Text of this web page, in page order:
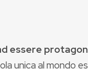
essere
unica al mondo